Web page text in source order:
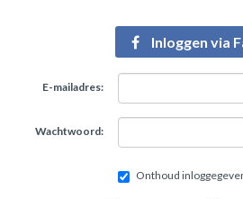
Inloggen via
E-mailadres:
Wachtwoord:
Onthoud